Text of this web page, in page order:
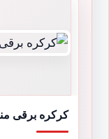
کرکره برقی